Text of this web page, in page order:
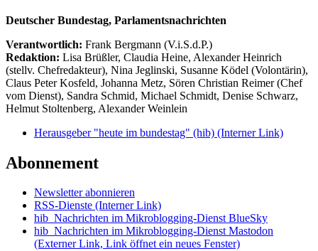
Deutscher Bundestag, Parlamentsnachrichten
Verantwortlich: Frank Bergmann (V.i.S.d.P.)
Redaktion: Lisa Brüßler, Claudia Heine, Alexander Heinrich
(stellv. Chefredakteur), Nina Jeglinski, Susanne Ködel (Volontärin),
Claus Peter Kosfeld, Johanna Metz, Sören Christian Reimer (Chef
vom Dienst), Sandra Schmid, Michael Schmidt, Denise Schwarz,
Helmut Stoltenberg, Alexander Weinlein
Herausgeber "heute im bundestag" (hib) (Interner Link)
Abonnement
Newsletter abonnieren
RSS-Dienste (Interner Link)
hib_Nachrichten im Mikroblogging-Dienst BlueSky
hib_Nachrichten im Mikroblogging-Dienst Mastodon
(Externer Link, Link öffnet ein neues Fenster)